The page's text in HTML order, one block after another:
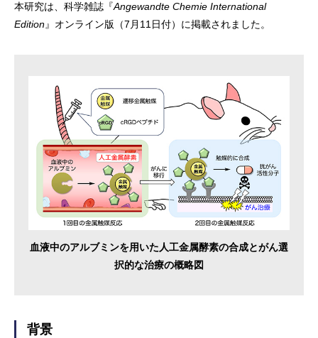
本研究は、科学雑誌『Angewandte Chemie International
Edition』オンライン版（7月11日付）に掲載されました。
血液中のアルブミンを用いた人工金属酵素の合成とがん選
択的な治療の概略図
背景